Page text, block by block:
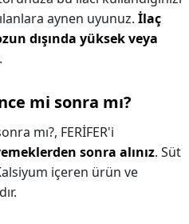
aynen uyunuz. İlaç
dışında yüksek veya
.
mi sonra mı?
mı?, FERİFER'i
sonra alınız. Süt
içeren ürün ve